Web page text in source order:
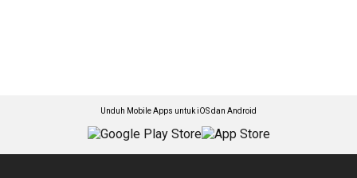
Unduh Mobile Apps untuk iOS dan Android